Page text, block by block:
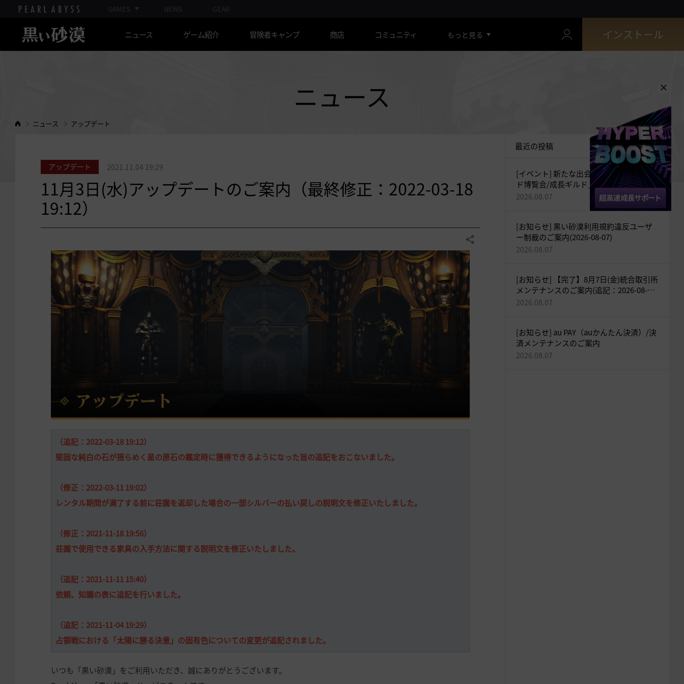
GAMES NEWS GEAR
ニュース ゲーム紹介 冒険者キャンプ 商店 コミュニティ もっと見る インストール
ニュース
ニュース アップデート
アップデート 2021.11.04 19:29
11月3日(水)アップデートのご案内（最終修正：2022-03-18
19:12）
共有する
（追記：2022-03-18 19:12）
堅固な純白の石が揺らめく星の原石の鑑定時に獲得できるようになった旨の追記をおこないました。
（修正：2022-03-11 19:02）
レンタル期間が満了する前に荘園を返却した場合の一部シルバーの払い戻しの説明文を修正いたしました。
（修正：2021-11-18 19:56）
荘園で使用できる家具の入手方法に関する説明文を修正いたしました。
（追記：2021-11-11 15:40）
依頼、知識の表に追記を行いました。
（追記：2021-11-04 19:29）
占領戦における「太陽に勝る決意」の固有色についての変更が追記されました。
いつも「黒い砂漠」をご利用いただき、誠にありがとうございます。
最近の投稿
[イベント] 新たな出会いをつなぐ「ギル
ド博覧会/成長ギルド」開催！(追記：
2026-08-07 20:35)
2026.08.07
[お知らせ] 黒い砂漠利用規約違反ユーザ
ー制裁のご案内(2026-08-07)
2026.08.07
[お知らせ] 【完了】8月7日(金)統合取引所
メンテナンスのご案内(追記：2026-08-07
18:05)
2026.08.07
[お知らせ] au PAY（auかんたん決済）/決
済メンテナンスのご案内
2026.08.07